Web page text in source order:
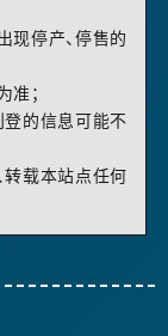
现停产、停售的
准；
登的信息可能不
转载本站点任何